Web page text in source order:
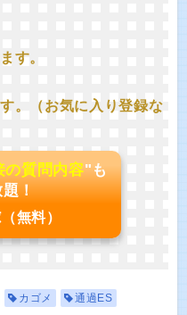
す。
。（お気に入り登録な
の質問内容"も
！
（無料）
カゴメ 通過ES